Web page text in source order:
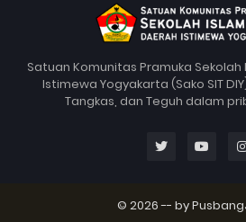
Satuan Komunitas Pramuka
Istimewa Yogyakarta (Sako SIT
Tangkas, dan Teguh dalam
© 2026 -- by